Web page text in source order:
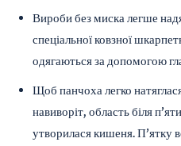
Вироби без миска легше
спеціальної ковзної
одягаються за допомогою
Щоб панчоха легко
навиворіт, область біля
утворилася кишеня. П’ятку